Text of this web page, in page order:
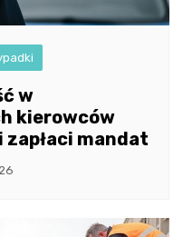
w
kierowców
mandat